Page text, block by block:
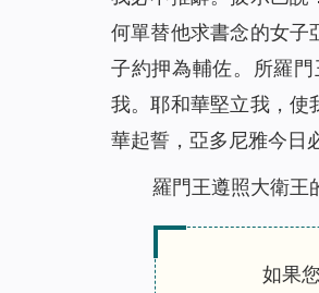
何單替他求書念的女子
子約押為輔佐。所羅
我。耶和華堅立我，使
華起誓，亞多尼雅今日
羅門王遵照大衛王
如果